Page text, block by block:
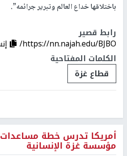
باختلاقها خداع العالم وتبرير جرائمه”.
رابط قصير
https://nn.najah.edu/BJBO/
الكلمات المفتاحية
قطاع غزة
أمريكا تدرس خطة
مؤسسة غزة الإنسانية